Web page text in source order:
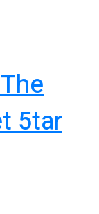
5tar